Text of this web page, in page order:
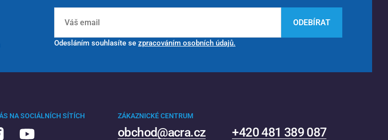
ODEBÍRAT
Odesláním souhlasíte se zpracováním osobních údajů.
NA SOCIÁLNÍCH SÍTÍCH ZÁKAZNICKÉ CENTRUM
obchod@acra.cz +420 481 389 087